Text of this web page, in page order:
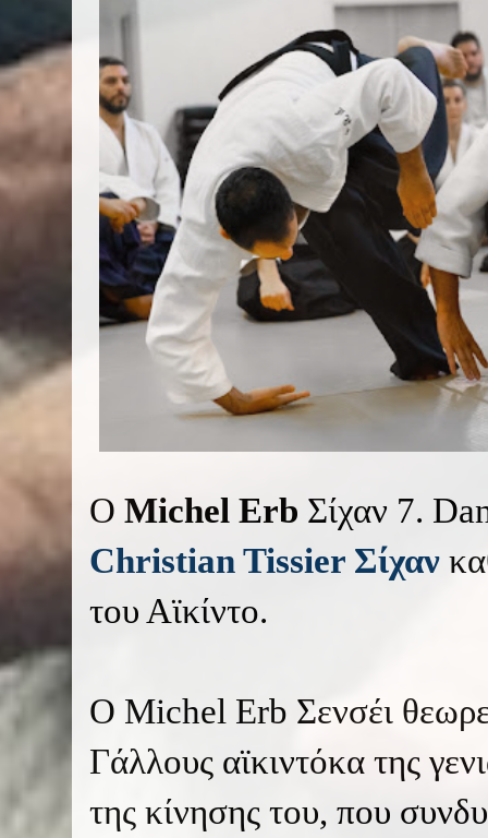
Ο Michel Erb Σίχαν 7.
Christian Tissier Σίχαν
του Αϊκίντο.
Ο Michel Erb Σενσέι
Γάλλους αϊκιντόκα της
της κίνησης του, που